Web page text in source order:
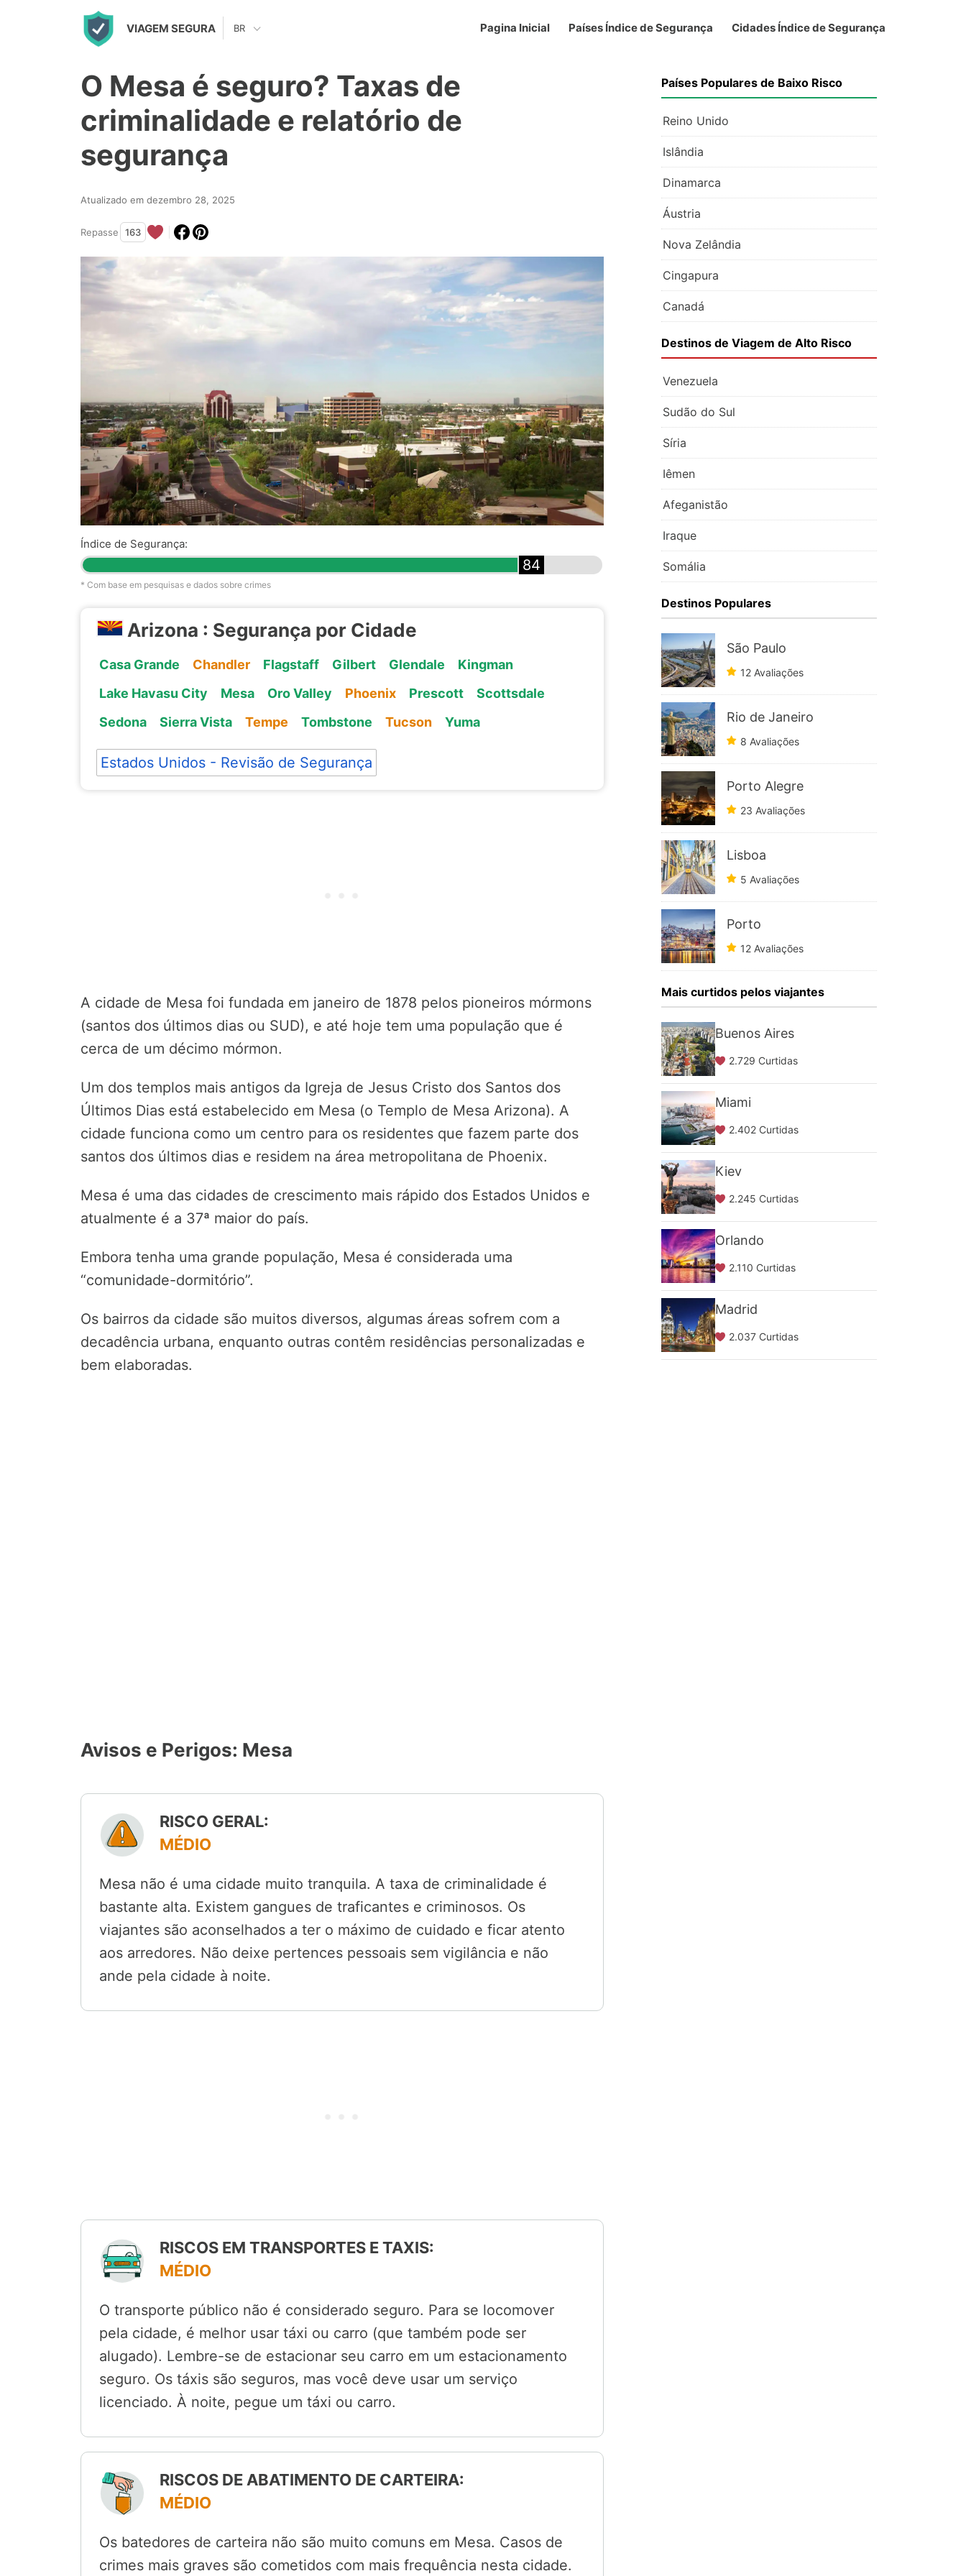
VIAGEM SEGURA Pagina Inicial Países Índice de Segurança Cidades Índice de Segurança
BR
O Mesa é seguro? Taxas de
criminalidade e relatório de
segurança
Atualizado em dezembro 28, 2025
Repasse 163
Índice de Segurança:
84
* Com base em pesquisas e dados sobre crimes
Arizona : Segurança por Cidade
Casa Grande Chandler Flagstaff Gilbert Glendale
Kingman
Lake Havasu City
Mesa Oro Valley Phoenix Prescott
Scottsdale
Sedona
Sierra Vista Tempe Tombstone Tucson Yuma
Estados Unidos - Revisão de Segurança
A cidade de Mesa foi fundada em janeiro de 1878 pelos pioneiros mórmons
(santos dos últimos dias ou SUD), e até hoje tem uma população que é
cerca de um décimo mórmon.
Um dos templos mais antigos da Igreja de Jesus Cristo dos Santos dos
Últimos Dias está estabelecido em Mesa (o Templo de Mesa Arizona). A
cidade funciona como um centro para os residentes que fazem parte dos
santos dos últimos dias e residem na área metropolitana de Phoenix.
Mesa é uma das cidades de crescimento mais rápido dos Estados Unidos e
atualmente é a 37ª maior do país.
Embora tenha uma grande população, Mesa é considerada uma
“comunidade-dormitório”.
Os bairros da cidade são muitos diversos, algumas áreas sofrem com a
decadência urbana, enquanto outras contêm residências personalizadas e
bem elaboradas.
Avisos e Perigos: Mesa
RISCO GERAL:
MÉDIO
Mesa não é uma cidade muito tranquila. A taxa de criminalidade é
bastante alta. Existem gangues de traficantes e criminosos. Os
viajantes são aconselhados a ter o máximo de cuidado e ficar atento
aos arredores. Não deixe pertences pessoais sem vigilância e não
ande pela cidade à noite.
RISCOS EM TRANSPORTES E TAXIS:
MÉDIO
O transporte público não é considerado seguro. Para se locomover
pela cidade, é melhor usar táxi ou carro (que também pode ser
alugado). Lembre-se de estacionar seu carro em um estacionamento
seguro. Os táxis são seguros, mas você deve usar um serviço
licenciado. À noite, pegue um táxi ou carro.
RISCOS DE ABATIMENTO DE CARTEIRA:
MÉDIO
Os batedores de carteira não são muito comuns em Mesa. Casos de
crimes mais graves são cometidos com mais frequência nesta cidade.
Países Populares de Baixo Risco
Reino Unido
Islândia
Dinamarca
Áustria
Nova Zelândia
Cingapura
Canadá
Destinos de Viagem de Alto Risco
Venezuela
Sudão do Sul
Síria
Iêmen
Afeganistão
Iraque
Somália
Destinos Populares
São Paulo
12 Avaliações
Rio de Janeiro
8 Avaliações
Porto Alegre
23 Avaliações
Lisboa
5 Avaliações
Porto
12 Avaliações
Mais curtidos pelos viajantes
Buenos Aires
2.729 Curtidas
Miami
2.402 Curtidas
Kiev
2.245 Curtidas
Orlando
2.110 Curtidas
Madrid
2.037 Curtidas